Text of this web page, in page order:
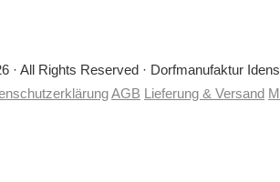
· All Rights Reserved · Dorfmanufaktur
AGB Lieferung & Versand